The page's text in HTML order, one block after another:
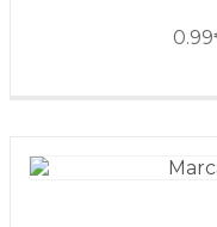
0.99